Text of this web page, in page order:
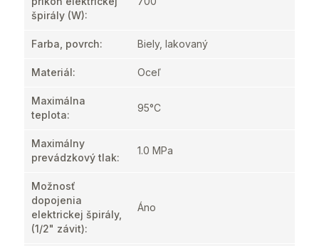
špirály (W):
Farba, povrch: Biely, lakovaný
Materiál: Oceľ
Maximálna
teplota:
95°C
Maximálny
prevádzkový tlak:
1.0 MPa
Možnosť
dopojenia
elektrickej špirály,
(1/2" závit):
Áno